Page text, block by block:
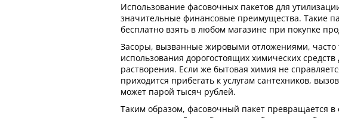
Использование фасовочных пакетов для
значительные финансовые преимущества. Такие
бесплатно взять в любом магазине при покупке
Засоры, вызванные жировыми отложениями, часто
использования дорогостоящих химических средств
растворения. Если же бытовая химия не
приходится прибегать к услугам сантехников,
может парой тысяч рублей.
Таким образом, фасовочный пакет превращается в